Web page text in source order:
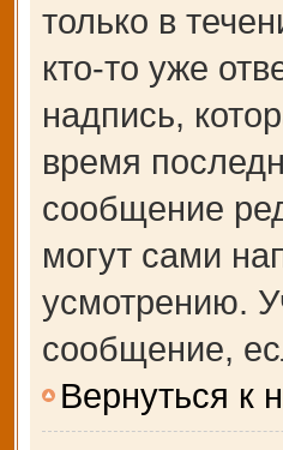
только в
кто-то уже
надпись,
время
сообщение
могут сами
усмотрению.
сообщение,
Вернуться к